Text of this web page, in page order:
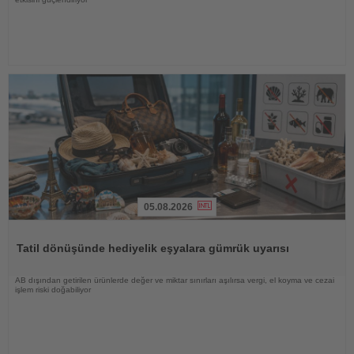
05.08.2026
Tatil dönüşünde hediyelik eşyalara gümrük uyarısı
AB dışından getirilen ürünlerde değer ve miktar sınırları aşılırsa vergi, el koyma ve cezai
işlem riski doğabiliyor